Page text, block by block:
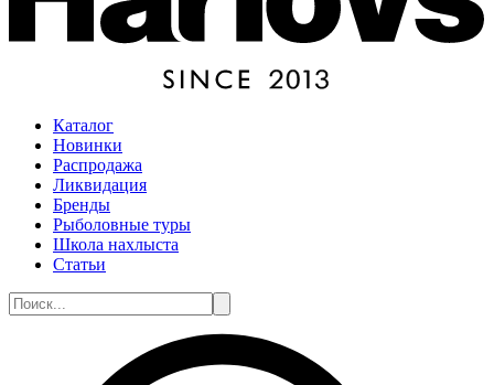
Каталог
Новинки
Распродажа
Ликвидация
Бренды
Рыболовные туры
Школа нахлыста
Статьи